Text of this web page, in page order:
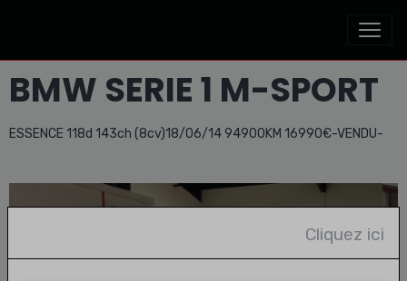
BMW SERIE 1 M-SPORT
ESSENCE 118d 143ch (8cv)18/06/14 94900KM 16990€-VENDU-
Cliquez ici